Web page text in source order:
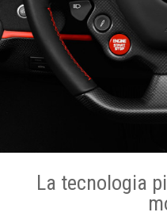
La tecnologia